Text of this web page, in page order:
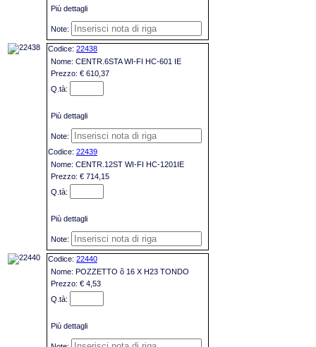
Più dettagli
22438
CENTR.6STA WI-FI HC-601 IE
€ 610,37
Più dettagli
22439
CENTR.12ST WI-FI HC-1201IE
€ 714,15
Più dettagli
22440
POZZETTO õ 16 X H23 TONDO
€ 4,53
Più dettagli